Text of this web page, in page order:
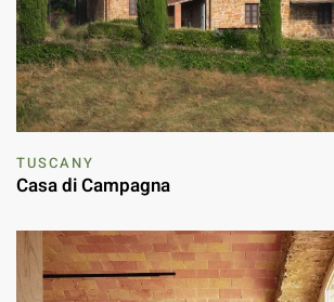
TUSCANY
Casa di Campagna